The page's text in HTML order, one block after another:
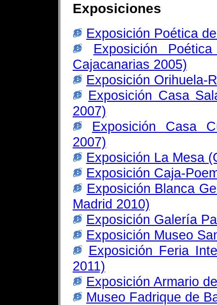
Exposiciones
Exposición Poética
Exposición
Cajacanarias 2005)
Exposición Orihuela-
Exposición Casa
2007)
Exposición Casa
2007)
Exposición La Mesa
Exposición Caja-
Exposición Blanca
Madrid 2010)
Exposición Galería
Exposición Museo
Exposición Feria
2011)
Exposición Armario
Museo Fadrique de